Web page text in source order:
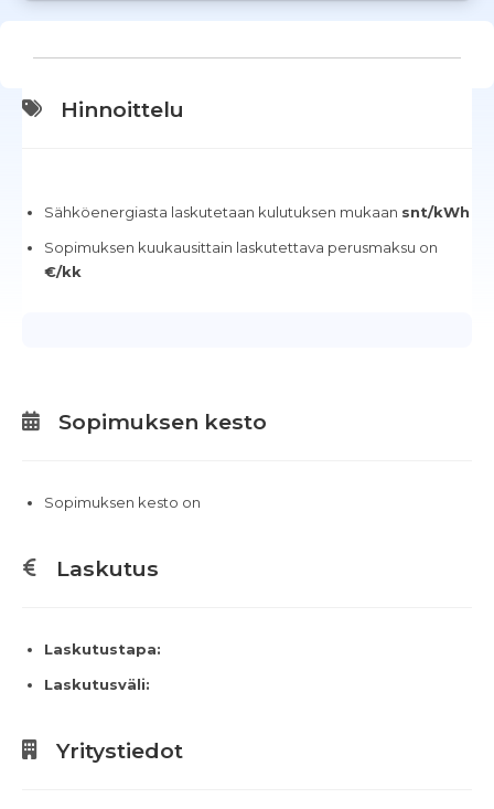
Hinnoittelu
Sähköenergiasta laskutetaan kulutuksen mukaan snt/kWh
Sopimuksen kuukausittain laskutettava perusmaksu on
€/kk
Sopimuksen kesto
Sopimuksen kesto on
Laskutus
Laskutustapa:
Laskutusväli:
Yritystiedot